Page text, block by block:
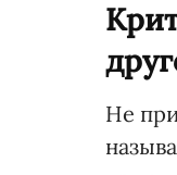
Не